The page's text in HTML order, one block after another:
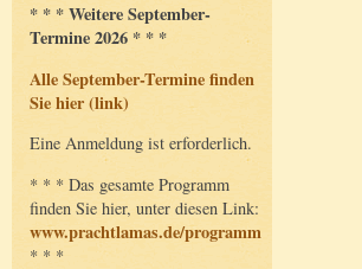
* * * Weitere September-
Termine 2026 * * *
Alle September-Termine finden
Sie hier (link)
Eine Anmeldung ist erforderlich.
* * * Das gesamte Programm
finden Sie hier, unter diesen Link:
www.prachtlamas.de/programm
* * *